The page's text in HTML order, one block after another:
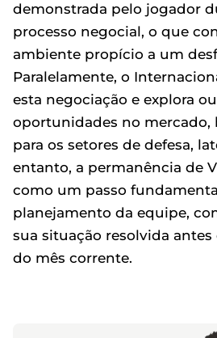
demonstrada pelo jogador
processo negocial, o que
ambiente propício a um
Paralelamente, o
esta negociação e explora
oportunidades no mercado,
para os setores de defesa,
entanto, a permanência de
como um passo
planejamento da equipe,
sua situação resolvida
do mês corrente.